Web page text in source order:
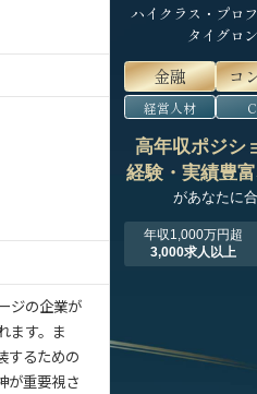
ジの企業が
ます。ま
するための
が重要視さ
ハイクラス・プロ
タイグロ
金融 コ
経営人材
高年収ポジシ
経験・実績豊
があなたに
年収1,000万円超
3,000求人以上